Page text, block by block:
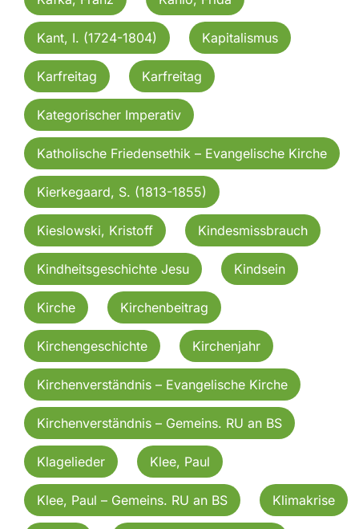
Kant, I. (1724-1804) Kapitalismus
Karfreitag Karfreitag
Kategorischer Imperativ
Katholische Friedensethik – Evangelische Kirche
Kierkegaard, S. (1813-1855)
Kieslowski, Kristoff Kindesmissbrauch
Kindheitsgeschichte Jesu Kindsein
Kirche Kirchenbeitrag
Kirchengeschichte Kirchenjahr
Kirchenverständnis – Evangelische Kirche
Kirchenverständnis – Gemeins. RU an BS
Klagelieder Klee, Paul
Klee, Paul – Gemeins. RU an BS Klimakrise